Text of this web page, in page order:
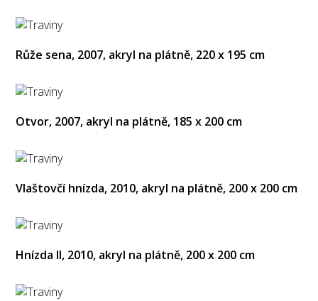
Růže sena, 2007, akryl na plátně, 220 x 195 cm
Otvor, 2007, akryl na plátně, 185 x 200 cm
Vlaštovčí hnízda, 2010, akryl na plátně, 200 x 200 cm
Hnízda II, 2010, akryl na plátně, 200 x 200 cm